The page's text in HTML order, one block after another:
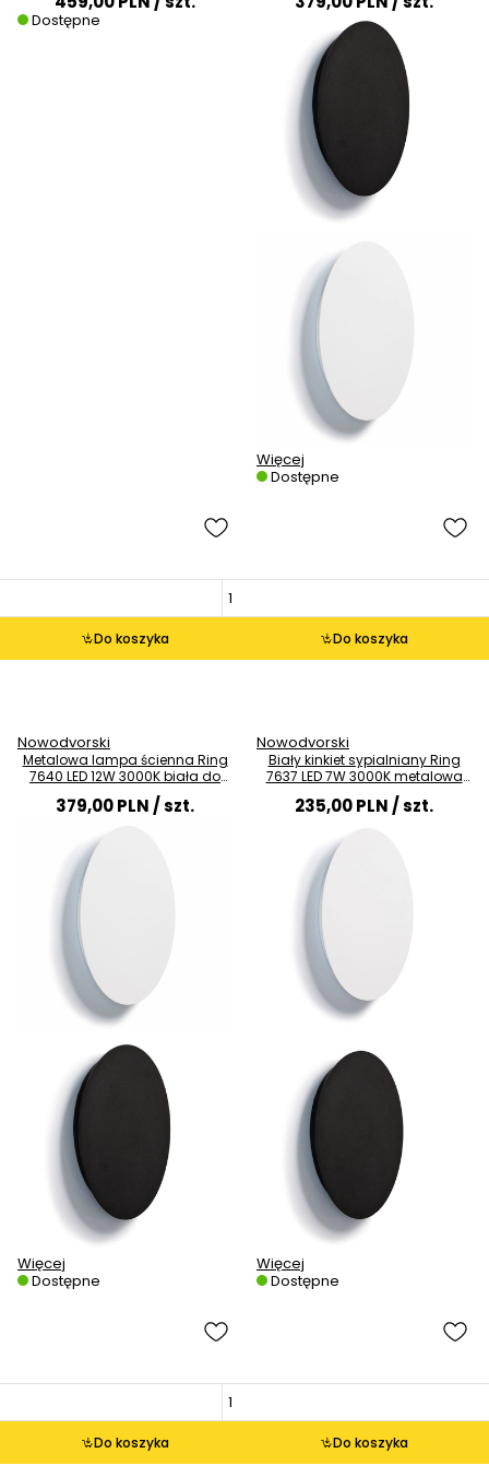
Dostępne
Więcej
Dostępne
Do koszyka
Nowodvorski
Metalowa lampa ścienna Ring
7640 LED 12W 3000K biała do
379,00 PLN/ szt.
Więcej
Dostępne
Do koszyka
Nowodvorski
Biały kinkiet sypialniany Ring
7637 LED 7W 3000K metalowa
235,00 PLN/ szt.
Więcej
Dostępne
Do koszyka Do koszyka